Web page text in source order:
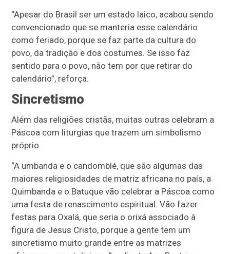
“Apesar do Brasil ser um estado laico, acabou sendo
convencionado que se manteria esse calendário
como feriado, porque se faz parte da cultura do
povo, da tradição e dos costumes. Se isso faz
sentido para o povo, não tem por que retirar do
calendário”, reforça.
Sincretismo
Além das religiões cristãs, muitas outras celebram a
Páscoa com liturgias que trazem um simbolismo
próprio.
“A umbanda e o candomblé, que são algumas das
maiores religiosidades de matriz africana no país, a
Quimbanda e o Batuque vão celebrar a Páscoa como
uma festa de renascimento espiritual. Vão fazer
festas para Oxalá, que seria o orixá associado à
figura de Jesus Cristo, porque a gente tem um
sincretismo muito grande entre as matrizes